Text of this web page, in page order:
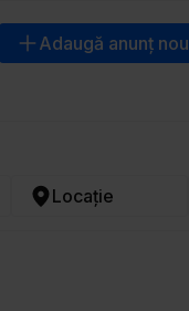
Adaugă anunț nou
Locație